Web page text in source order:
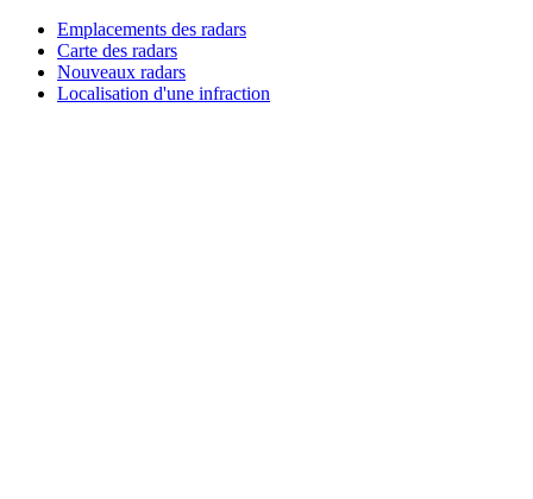
Emplacements des radars
Carte des radars
Nouveaux radars
Localisation d'une infraction